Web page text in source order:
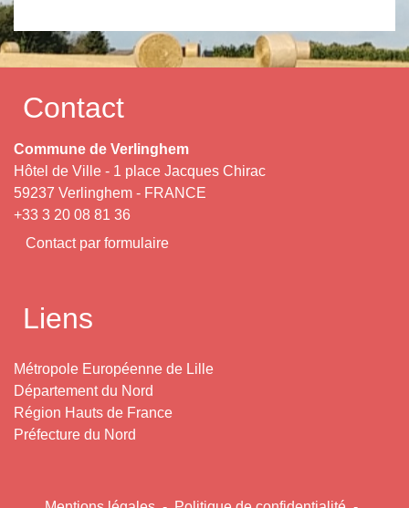
Contact
Commune de Verlinghem
Hôtel de Ville - 1 place Jacques Chirac
59237 Verlinghem - FRANCE
+33 3 20 08 81 36
Contact par formulaire
Liens
Métropole Européenne de Lille
Département du Nord
Région Hauts de France
Préfecture du Nord